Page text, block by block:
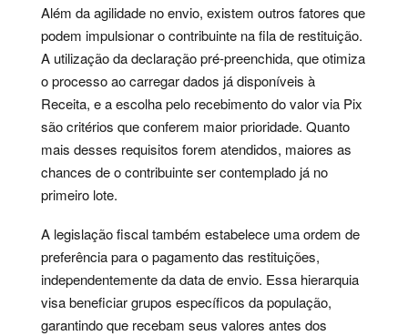
Além da agilidade no envio, existem outros fatores que
podem impulsionar o contribuinte na fila de restituição.
A utilização da declaração pré-preenchida, que otimiza
o processo ao carregar dados já disponíveis à
Receita, e a escolha pelo recebimento do valor via Pix
são critérios que conferem maior prioridade. Quanto
mais desses requisitos forem atendidos, maiores as
chances de o contribuinte ser contemplado já no
primeiro lote.
A legislação fiscal também estabelece uma ordem de
preferência para o pagamento das restituições,
independentemente da data de envio. Essa hierarquia
visa beneficiar grupos específicos da população,
garantindo que recebam seus valores antes dos